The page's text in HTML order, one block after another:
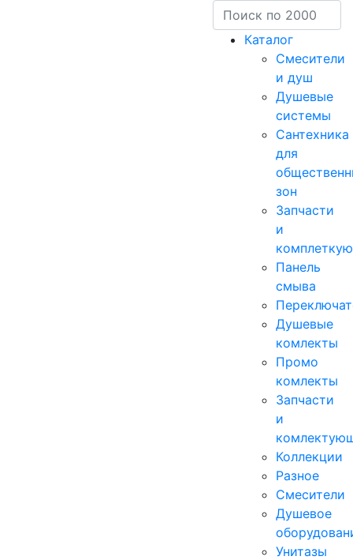
Каталог
Смесители
и душ
Душевые
системы
Сантехника
для
зон
Запчасти
и
Панель
смыва
Душевые
комлекты
Промо
комлекты
Запчасти
и
Коллекции
Разное
Смесители
Душевое
Унитазы